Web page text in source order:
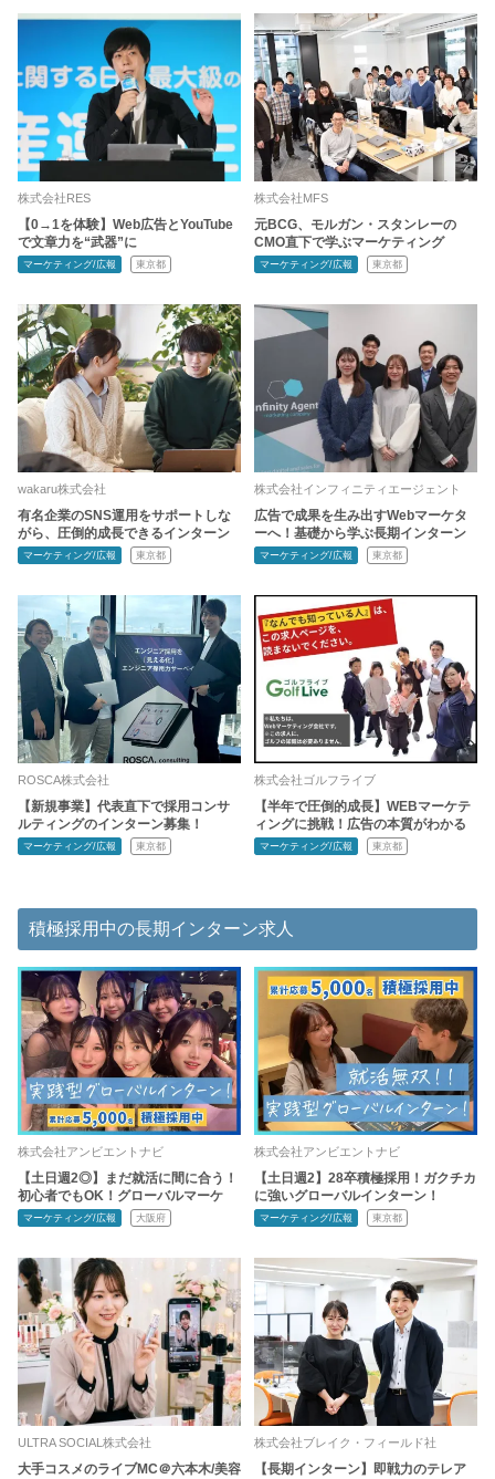
株式会社RES
【0→1を体験】Web広告とYouTube
で文章力を“武器”に
マーケティング/広報 東京都
株式会社MFS
元BCG、モルガン・スタンレーの
CMO直下で学ぶマーケティング
マーケティング/広報 東京都
wakaru株式会社
有名企業のSNS運用をサポートしな
がら、圧倒的成長できるインターン
マーケティング/広報 東京都
株式会社インフィニティエージェント
広告で成果を生み出すWebマーケタ
ーへ！基礎から学ぶ長期インターン
マーケティング/広報 東京都
ROSCA株式会社
【新規事業】代表直下で採用コンサ
ルティングのインターン募集！
マーケティング/広報 東京都
株式会社ゴルフライブ
【半年で圧倒的成長】WEBマーケテ
ィングに挑戦！広告の本質がわかる
マーケティング/広報 東京都
積極採用中の長期インターン求人
株式会社アンビエントナビ
【土日週2◎】まだ就活に間に合う！
初心者でもOK！グローバルマーケ
マーケティング/広報 大阪府
株式会社アンビエントナビ
【土日週2】28卒積極採用！ガクチカ
に強いグローバルインターン！
マーケティング/広報 東京都
ULTRA SOCIAL株式会社
大手コスメのライブMC＠六本木/美容
株式会社ブレイク・フィールド社
【長期インターン】即戦力のテレア